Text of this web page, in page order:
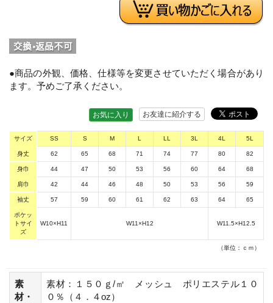
●商品の外観、価格、仕様等を変更させていただく場合があり
ます。予めご了承ください。
お友達に紹介する
お気に入り
サイズ SS S M L LL 3L 4L 5L
身丈 62 65 68 71 74 77 80 82
身巾 44 47 50 53 56 60 64 68
肩巾 42 44 46 48 50 53 56 59
袖丈 57 59 60 61 62 63 64 65
ポケッ
トサイ
ズ
W10×H11 W11×H12 W11.5×H12.5
（単位：ｃｍ）
素
材・
素材：１５０ｇ/㎡ メッシュ ポリエステル１０
０％（４．４oz）